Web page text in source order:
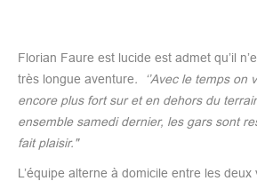
Florian Faure est lucide est admet qu’il
très longue aventure. ‘’Avec le temps on
encore plus fort sur et en dehors du
ensemble samedi dernier, les gars sont
fait plaisir."
L’équipe alterne à domicile entre les